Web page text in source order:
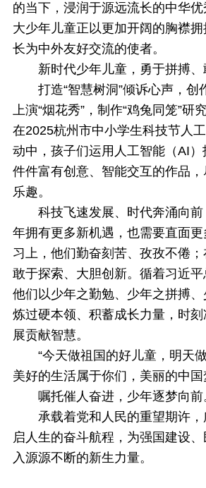
的当下，浸润于源远流长的中华
大少年儿童正以更加开阔的胸襟
长为中外友好交流的使者。
新时代少年儿童，勇于拼搏、
打造“智慧树洞”倾诉心声，创
上演“烟花秀”，制作“鸡兔同笼”
在2025杭州市中小学生科技节人
动中，孩子们运用人工智能（AI
件件富有创意、智能交互的作品
乐趣。
科技飞速发展、时代奔涌向
年拥有更多新机遇，也需要直面
习上，他们勤奋刻苦、孜孜不倦
敢于探索、大胆创新。循着习近平
他们以少年之勤勉、少年之拼搏
炼过硬本领、积蓄成长力量，时
展贡献智慧。
“今天做祖国的好儿童，明天
美好的生活属于你们，美丽的中国
嘱托催人奋进，少年逐梦向前
承载着党和人民的重望期许
启人生的奋斗航程，为强国建设
入源源不断的新生力量。